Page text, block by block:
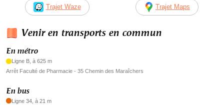
Trajet Waze Trajet Maps
Venir en transports en commun
En métro
Ligne B, à 625 m
Arrêt Faculté de Pharmacie - 35 Chemin des Maraîchers
En bus
Ligne 34, à 21 m